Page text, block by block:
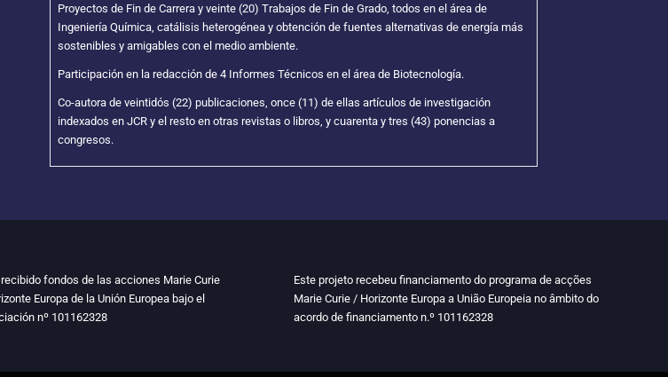
Proyectos de Fin de Carrera y veinte (20) Trabajos de Fin de Grado, todos en el área de
Ingeniería Química, catálisis heterogénea y obtención de fuentes alternativas de energía más
sostenibles y amigables con el medio ambiente.
Participación en la redacción de 4 Informes Técnicos en el área de Biotecnología.
Co-autora de veintidós (22) publicaciones, once (11) de ellas artículos de investigación
indexados en JCR y el resto en otras revistas o libros, y cuarenta y tres (43) ponencias a
congresos.
fondos de las acciones Marie Curie
Europa de la Unión Europea bajo el
nº 101162328
Este projeto recebeu financiamento do programa de acções
Marie Curie / Horizonte Europa a União Europeia no âmbito do
acordo de financiamento n.º 101162328